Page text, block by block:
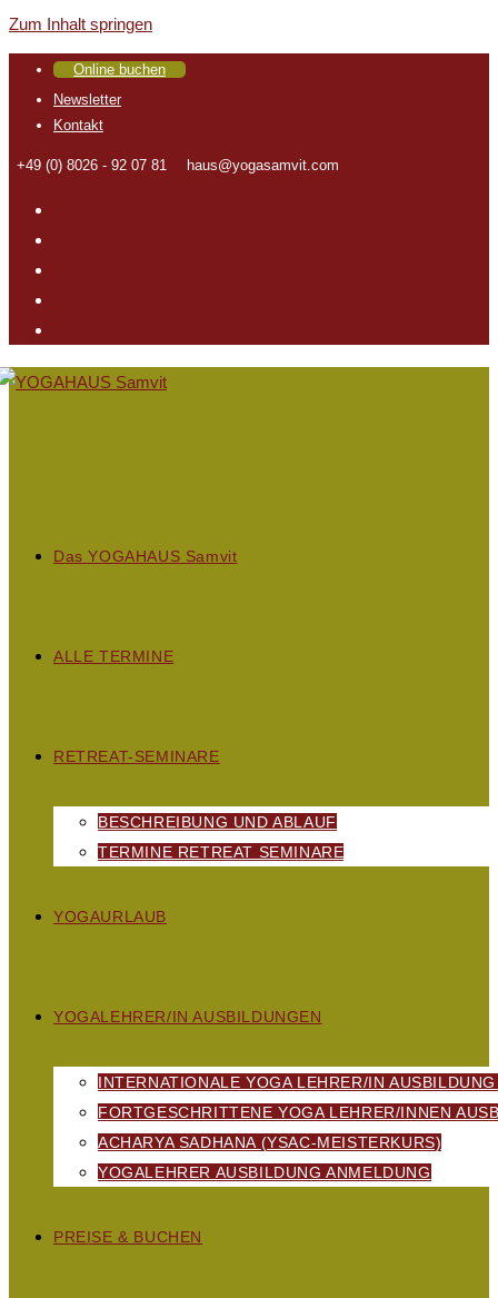
Zum Inhalt springen
Online buchen
Newsletter
Kontakt
+49 (0) 8026 - 92 07 81 haus@yogasamvit.com
Das YOGAHAUS Samvit
ALLE TERMINE
RETREAT-SEMINARE
BESCHREIBUNG UND ABLAUF
TERMINE RETREAT SEMINARE
YOGAURLAUB
YOGALEHRER/IN AUSBILDUNGEN
INTERNATIONALE YOGA LEHRER/IN
FORTGESCHRITTENE YOGA LEHRER/INNEN
ACHARYA SADHANA (YSAC-MEISTERKURS)
YOGALEHRER AUSBILDUNG ANMELDUNG
PREISE & BUCHEN